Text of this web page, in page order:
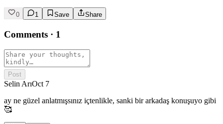
0 1 Save Share
Comments · 1
Post
Selin ArıOct 7
ay ne güzel anlatmışsınız içtenlikle, sanki bir arkadaş konuşuyo gibi
🥰